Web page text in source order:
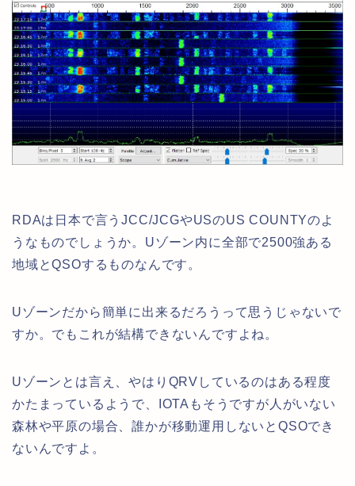
RDAは日本で言うJCC/JCGやUSのUS COUNTYのよ
うなものでしょうか。Uゾーン内に全部で2500強ある
地域とQSOするものなんです。
Uゾーンだから簡単に出来るだろうって思うじゃないで
すか。でもこれが結構できないんですよね。
Uゾーンとは言え、やはりQRVしているのはある程度
かたまっているようで、IOTAもそうですが人がいない
森林や平原の場合、誰かが移動運用しないとQSOでき
ないんですよ。